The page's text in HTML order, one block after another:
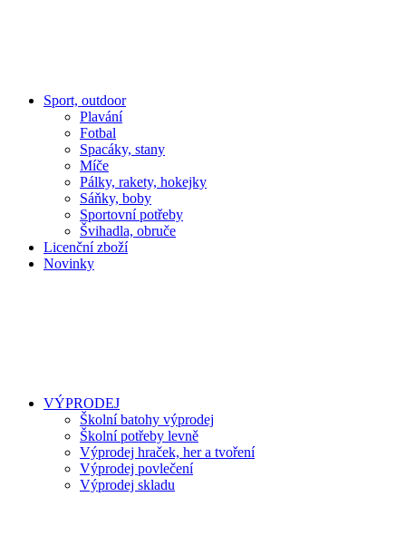
Sport, outdoor
Plavání
Fotbal
Spacáky, stany
Míče
Pálky, rakety, hokejky
Sáňky, boby
Sportovní potřeby
Švihadla, obruče
Licenční zboží
Novinky
VÝPRODEJ
Školní batohy výprodej
Školní potřeby levně
Výprodej hraček, her a tvoření
Výprodej povlečení
Výprodej skladu